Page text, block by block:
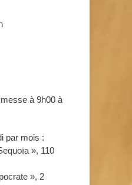
à 9h00 à
par mois :
», 110
», 2